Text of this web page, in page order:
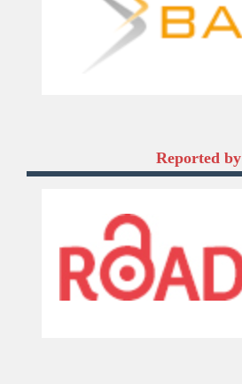
Reported by